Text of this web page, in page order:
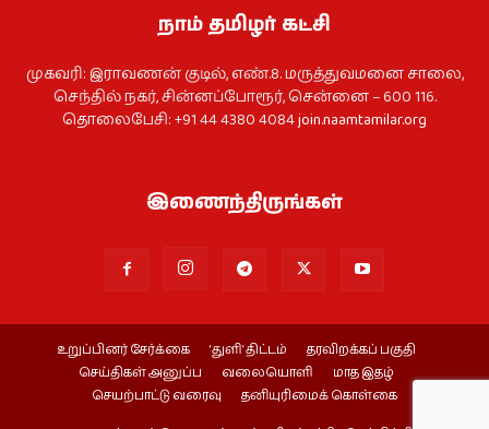
நாம் தமிழர் கட்சி
முகவரி: இராவணன் குடில், எண்.8. மருத்துவமனை சாலை,
செந்தில் நகர், சின்னப்போரூர், சென்னை – 600 116.
தொலைபேசி: +91 44 4380 4084join.naamtamilar.org
இணைந்திருங்கள்
உறுப்பினர் சேர்க்கை ‘துளி’ திட்டம்
தரவிறக்கப் பகுதி
செய்திகள் அனுப்ப
வலையொளி
மாத இதழ்
செயற்பாட்டு வரைவு
தனியுரிமைக் கொள்கை